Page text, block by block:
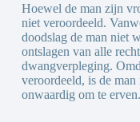
Hoewel de man zijn
niet veroordeeld.
doodslag de man niet
ontslagen van alle
dwangverpleging.
veroordeeld, is de
onwaardig om te erven.